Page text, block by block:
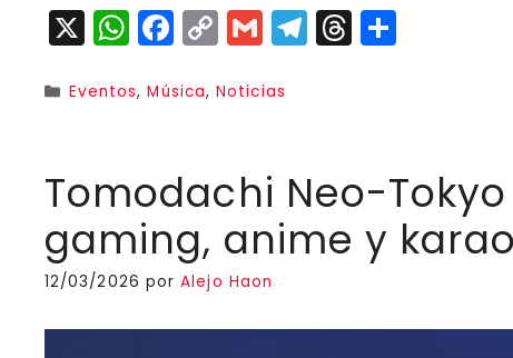
X W
h
a
p
p
F
a
c
b
o
o
k
C
o
p
Li
n
k
G
m
ai
T
el
r
a
m
T
h
d
s
a
rt
ir
Categorías
Eventos,Música,Noticias
Tomodachi Neo-
gaming, anime y
12/03/2026 porAlejo Haon